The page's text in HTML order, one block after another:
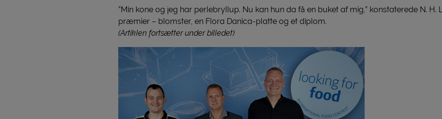
”Min kone og jeg har perlebryllup. Nu kan hun da få en buket af mig,” konstaterede N. H.
præmier – blomster, en Flora Danica-platte og et diplom.
(Artiklen fortsætter under billedet)